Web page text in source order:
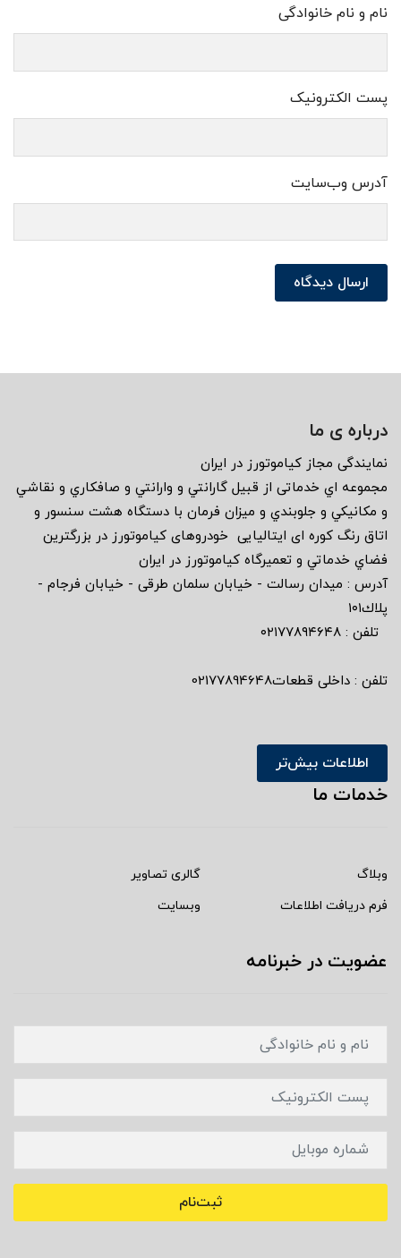
نام و نام خانوادگی
پست الکترونیک
آدرس وب‌سایت
ارسال دیدگاه
درباره ی ما
نمايندگى مجاز كياموتورز در ايران
مجموعه اي خدماتى از قبيل گارانتي و وارانتي و صافكاري و نقاشي
و مكانيكي و جلوبندي و ميزان فرمان با دستگاه هشت سنسور و
اتاق رنگ كوره اى ايتاليايى خودروهاى كياموتورز در بزرگترين
فضاي خدماتي و تعميرگاه كياموتورز در ايران
آدرس : ميدان رسالت - خيابان سلمان طرقى - خيابان فرجام -
پلاك١٠١
تلفن : ٠٢١٧٧٨٩٤٦٤٨
تلفن : داخلی قطعات02177894648
اطلاعات بیش‌تر
خدمات ما
وبلاگ
گالری تصاویر
فرم دریافت اطلاعات
وبسایت
عضویت در خبرنامه
ثبت‌نام